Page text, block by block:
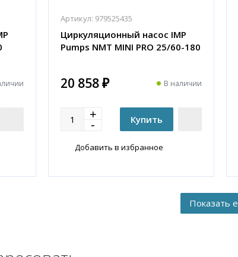
Артикул: 979525435
Циркуляционный насос IMP
Pumps NMT MINI PRO 25/60-180
20 858 ₽ В наличии
Добавить в избранное